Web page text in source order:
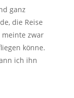
ganz
die Reise
zwar
könne.
ich ihn